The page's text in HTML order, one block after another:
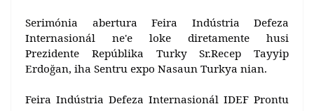
Serimónia abertura Feira Indústria Defeza
Internasionál ne'e loke diretamente husi
Prezidente Repúblika Turky Sr.Recep Tayyip
Erdoğan, iha Sentru expo Nasaun Turkya nian.
Feira Indústria Defeza Internasionál IDEF Prontu